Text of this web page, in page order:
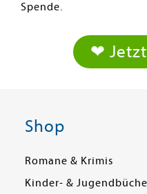
Spende.
❤
Shop
Romane & Krimis
Kinder- &